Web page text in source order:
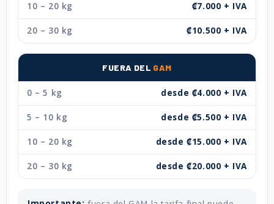
10 – 20 kg ₡7.000 + IVA
20 – 30 kg ₡10.500 + IVA
FUERA DEL GAM
0 – 5 kg desde ₡4.000 + IVA
5 – 10 kg desde ₡5.500 + IVA
10 – 20 kg desde ₡15.000 + IVA
20 – 30 kg desde ₡20.000 + IVA